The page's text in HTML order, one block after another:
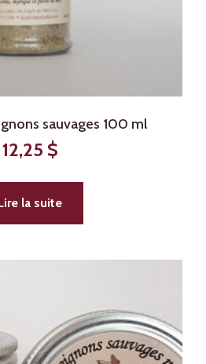
sauvages 100 ml
12,25 $
la suite